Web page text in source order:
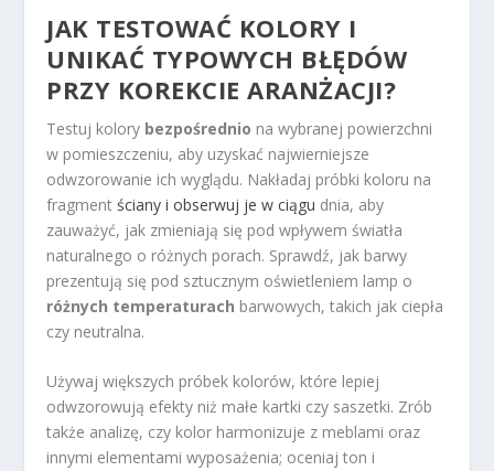
JAK TESTOWAĆ KOLORY I
UNIKAĆ TYPOWYCH BŁĘDÓW
PRZY KOREKCIE ARANŻACJI?
Testuj kolory bezpośrednio na wybranej powierzchni
w pomieszczeniu, aby uzyskać najwierniejsze
odwzorowanie ich wyglądu. Nakładaj próbki koloru na
fragmentściany i obserwuj je w ciągu dnia, aby
zauważyć, jak zmieniają się pod wpływem światła
naturalnego o różnych porach. Sprawdź, jak barwy
prezentują się pod sztucznym oświetleniem lamp o
różnych temperaturach barwowych, takich jak ciepła
czy neutralna.
Używaj większych próbek kolorów, które lepiej
odwzorowują efekty niż małe kartki czy saszetki. Zrób
także analizę, czy kolor harmonizuje z meblami oraz
innymi elementami wyposażenia; oceniaj ton i